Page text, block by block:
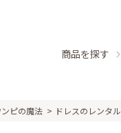
商品を探す
ピの魔法 ドレスのレンタル